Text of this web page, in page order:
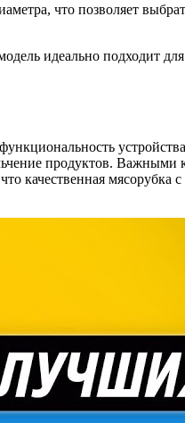
что позволяет
идеально подходит
продуктов. Важными
качественная мясорубка